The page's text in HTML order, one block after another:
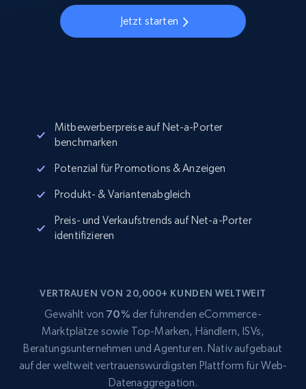
Jetzt starten
Mitbewerberpreise auf Net-a-Porter
benchmarken
Potenzial für Promotions & Anzeigen
Produkt- & Variantenabgleich
Preis- und Verkaufstrends auf Net-a-Porter
identifizieren
VERTRAUEN VON 20,000+ KUNDEN WELTWEIT
Gewählt von 70% der führenden eCommerce-
Marktplätze sowie Top-Marken, Händlern, ISVs,
Beratungsunternehmen und Agenturen. Nativ aufgebaut
auf der weltweit vertrauenswürdigsten Plattform für Web-
Datenaggregation.